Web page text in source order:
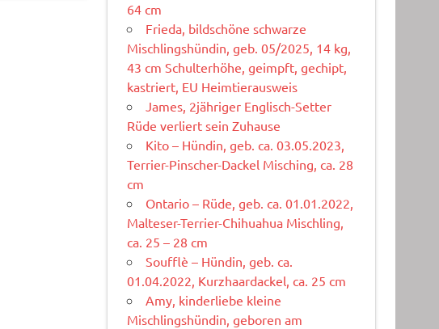
64 cm
Frieda, bildschöne schwarze
Mischlingshündin, geb. 05/2025, 14 kg,
43 cm Schulterhöhe, geimpft, gechipt,
kastriert, EU Heimtierausweis
James, 2jähriger Englisch-Setter
Rüde verliert sein Zuhause
Kito – Hündin, geb. ca. 03.05.2023,
Terrier-Pinscher-Dackel Misching, ca. 28
cm
Ontario – Rüde, geb. ca. 01.01.2022,
Malteser-Terrier-Chihuahua Mischling,
ca. 25 – 28 cm
Soufflè – Hündin, geb. ca.
01.04.2022, Kurzhaardackel, ca. 25 cm
Amy, kinderliebe kleine
Mischlingshündin, geboren am